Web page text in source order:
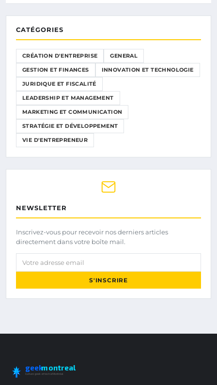
CATÉGORIES
CRÉATION D'ENTREPRISE GENERAL
GESTION ET FINANCES INNOVATION ET TECHNOLOGIE
JURIDIQUE ET FISCALITÉ
LEADERSHIP ET MANAGEMENT
MARKETING ET COMMUNICATION
STRATÉGIE ET DÉVELOPPEMENT
VIE D'ENTREPRENEUR
NEWSLETTER
Inscrivez-vous pour recevoir nos derniers articles
directement dans votre boîte mail.
Votre adresse email
S'INSCRIRE
geekmontreal
Culture geek et tech à Montréal